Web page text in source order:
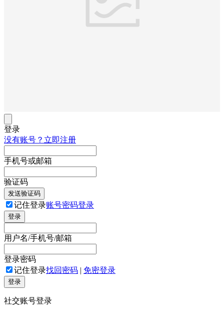
登录
没有账号？立即注册
手机号或邮箱
验证码
发送验证码
记住登录账号密码登录
登录
用户名/手机号/邮箱
登录密码
记住登录找回密码 | 免密登录
登录
社交账号登录